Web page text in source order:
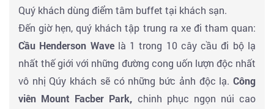
quý khách tự do khám phá Singapore về đêm.
Quý khách dùng điểm tâm buffet tại khách sạn.
Đến giờ hẹn, quý khách tập trung ra xe đi tham quan:
Cầu Henderson Wavelà 1 trong 10 cây cầu đi bộ lạ
nhất thế giới với những đường cong uốn lượn độc nhất
vô nhị Qúy khách sẽ có những bức ảnh độc lạ. Công
viên Mount Facber Park, chinh phục ngọn núi cao